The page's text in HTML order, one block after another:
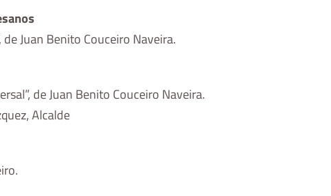
Juan Benito Couceiro Naveira.
de Juan Benito Couceiro Naveira.
Alcalde